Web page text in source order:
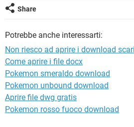
HARDWARE
INSTAGRAM
HARDWARE
Share
Potrebbe anche interessarti:
Non riesco ad aprire i download
Come aprire i file docx
Pokemon smeraldo download
Pokemon unbound download
Aprire file dwg gratis
Pokemon rosso fuoco download